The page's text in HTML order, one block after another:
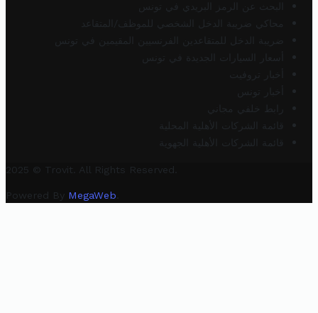
البحث عن الرمز البريدي في تونس
محاكي ضريبة الدخل الشخصي للموظف/المتقاعد
ضريبة الدخل للمتقاعدين الفرنسيين المقيمين في تونس
أسعار السيارات الجديدة في تونس
أخبار تروفيت
أخبار تونس
رابط خلفي مجاني
قائمة الشركات الأهلية المحلية
قائمة الشركات الأهلية الجهوية
2025 © Trovit. All Rights Reserved.
Powered By MegaWeb